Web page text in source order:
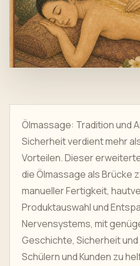
Ölmassage: Tradition und
Sicherheit verdient mehr
Vorteilen. Dieser
die Ölmassage als Brücke
manueller Fertigkeit,
Produktauswahl und
Nervensystems, mit
Geschichte, Sicherheit
Schülern und Kunden zu